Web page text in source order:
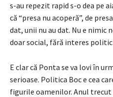
s-au repezit rapid s-o dea pe
că “presa nu acoperă”, de
dat, unii nu au dat. Nu e nimic
doar social, fără interes
E clar că Ponta se va lovi în
serioase. Politica Boc e cea
figurile oamenilor. Anul trecut